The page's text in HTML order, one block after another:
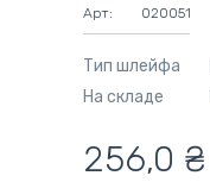
Арт:
020051
Тип шлейфа
На складе
256,0 ₴
мес.